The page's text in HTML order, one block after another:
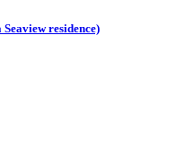
rеsidence)